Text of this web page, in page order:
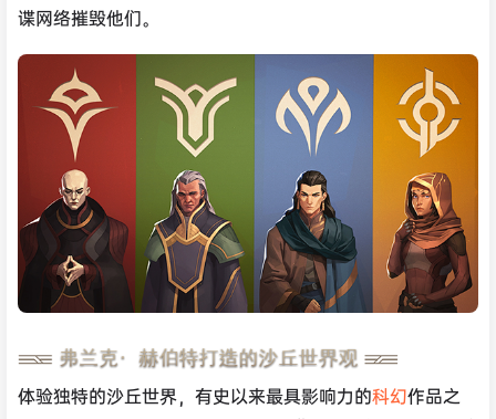
谍网络摧毁他们。
体验独特的沙丘世界，有史以来最具影响力的科幻作品之